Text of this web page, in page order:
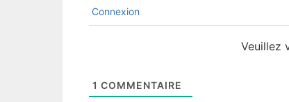
Connexion
Veuillez
1 COMMENTAIRE